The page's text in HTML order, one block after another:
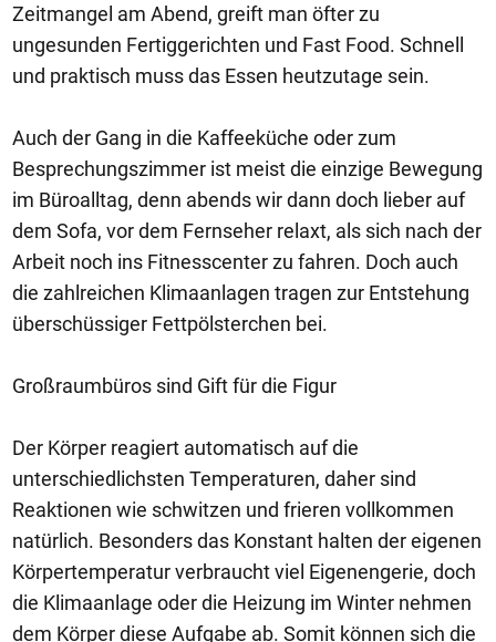
Zeitmangel am Abend, greift man öfter zu
ungesunden Fertiggerichten und Fast Food. Schnell
und praktisch muss das Essen heutzutage sein.
Auch der Gang in die Kaffeeküche oder zum
Besprechungszimmer ist meist die einzige Bewegung
im Büroalltag, denn abends wir dann doch lieber auf
dem Sofa, vor dem Fernseher relaxt, als sich nach der
Arbeit noch ins Fitnesscenter zu fahren. Doch auch
die zahlreichen Klimaanlagen tragen zur Entstehung
überschüssiger Fettpölsterchen bei.
Großraumbüros sind Gift für die Figur
Der Körper reagiert automatisch auf die
unterschiedlichsten Temperaturen, daher sind
Reaktionen wie schwitzen und frieren vollkommen
natürlich. Besonders das Konstant halten der eigenen
Körpertemperatur verbraucht viel Eigenengerie, doch
die Klimaanlage oder die Heizung im Winter nehmen
dem Körper diese Aufgabe ab. Somit können sich die